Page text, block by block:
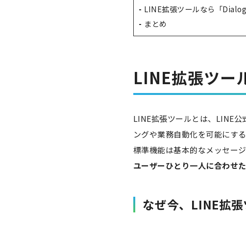
LINE拡張ツールなら「
まとめ
LINE拡張ツー
LINE拡張ツールとは、LINE公
ングや業務自動化を可能にす
標準機能は基本的なメッセー
ユーザーひとり一人に合わせ
なぜ今、LINE拡